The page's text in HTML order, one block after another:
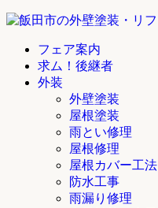
フェア案内
求ム！後継者
外装
外壁塗装
屋根塗装
雨とい修理
屋根修理
屋根カバー工法
防水工事
雨漏り修理